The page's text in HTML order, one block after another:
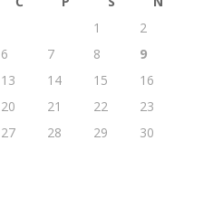
1
2
6 7 8
9
13 14 15
16
20 21 22
23
27 28 29
30